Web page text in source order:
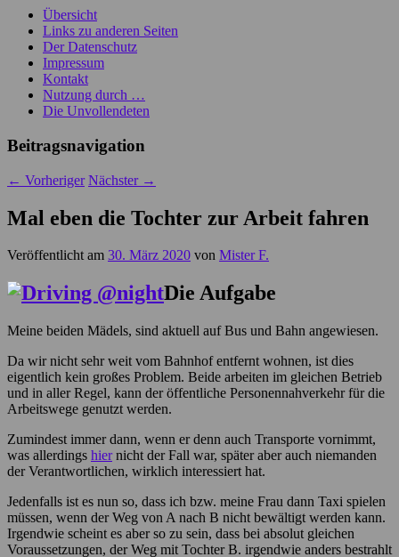
Übersicht
Links zu anderen Seiten
Der Datenschutz
Impressum
Kontakt
Nutzung durch …
Die Unvollendeten
Beitragsnavigation
← Vorheriger Nächster →
Mal eben die Tochter zur Arbeit fahren
Veröffentlicht am 30. März 2020 von Mister F.
Die Aufgabe
Meine beiden Mädels, sind aktuell auf Bus und Bahn angewiesen.
Da wir nicht sehr weit vom Bahnhof entfernt wohnen, ist dies
eigentlich kein großes Problem. Beide arbeiten im gleichen Betrieb
und in aller Regel, kann der öffentliche Personennahverkehr für die
Arbeitswege genutzt werden.
Zumindest immer dann, wenn er denn auch Transporte vornimmt,
was allerdings hiernicht der Fall war, später aber auch niemanden
der Verantwortlichen, wirklich interessiert hat.
Jedenfalls ist es nun so, dass ich bzw. meine Frau dann Taxi spielen
müssen, wenn der Weg von A nach B nicht bewältigt werden kann.
Irgendwie scheint es aber so zu sein, dass bei absolut gleichen
Voraussetzungen, der Weg mit Tochter B. irgendwie anders bestrahlt